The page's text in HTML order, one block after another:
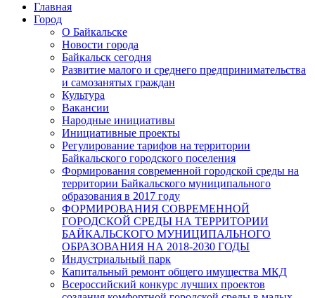
Главная
Город
О Байкальске
Новости города
Байкальск сегодня
Развитие малого и среднего предпринимательства
и самозанятых граждан
Культура
Вакансии
Народные инициативы
Инициативные проекты
Регулирование тарифов на территории
Байкальского городского поселения
Формирования современной городской среды на
территории Байкальского муниципального
образования в 2017 году
ФОРМИРОВАНИЯ СОВРЕМЕННОЙ
ГОРОДСКОЙ СРЕДЫ НА ТЕРРИТОРИИ
БАЙКАЛЬСКОГО МУНИЦИПАЛЬНОГО
ОБРАЗОВАНИЯ НА 2018-2030 ГОДЫ
Индустриальный парк
Капитальный ремонт общего имущества МКД
Всероссийский конкурс лучших проектов